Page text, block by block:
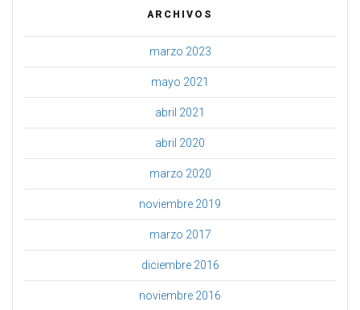
ARCHIVOS
marzo 2023
mayo 2021
abril 2021
abril 2020
marzo 2020
noviembre 2019
marzo 2017
diciembre 2016
noviembre 2016